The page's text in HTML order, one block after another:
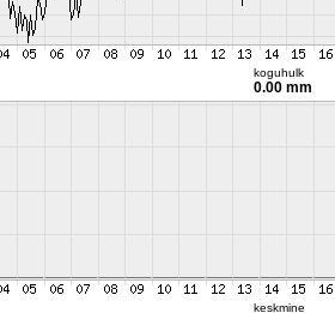
koguhulk
0.00 mm
keskmine